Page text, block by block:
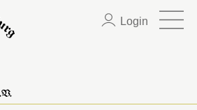
Login